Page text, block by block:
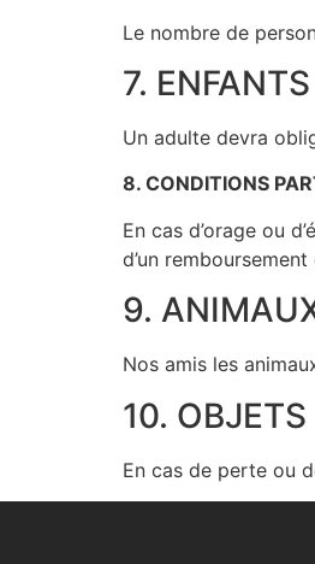
Le nombre de
7. ENFANTS
Un adulte devra
8. CONDITIONS
En cas d’orage ou
d’un
9.
Nos amis les
10.
En cas de perte ou